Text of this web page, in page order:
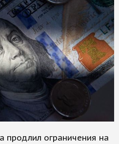
продлил ограничения на